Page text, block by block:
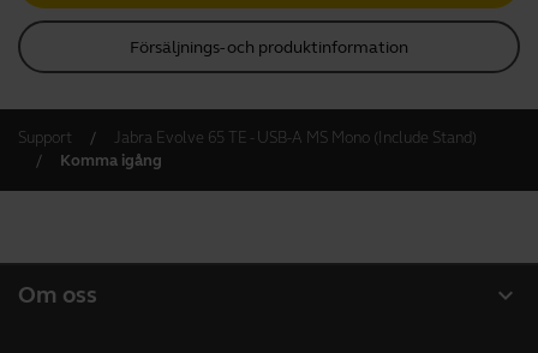
Gå till supportinnehåll för produkten